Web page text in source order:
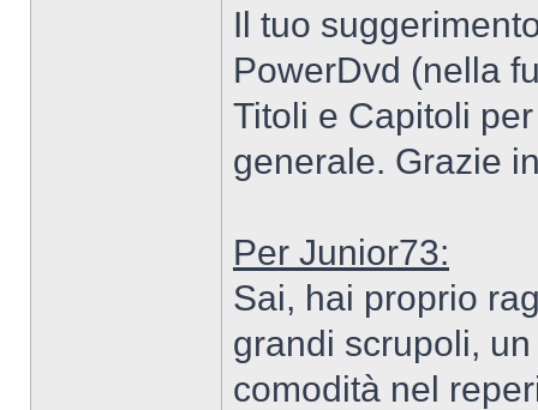
Il tuo
PowerDvd (nella
Titoli e Capitoli
generale. Grazie
Per Junior73:
Sai, hai proprio
grandi scrupoli,
comodità nel